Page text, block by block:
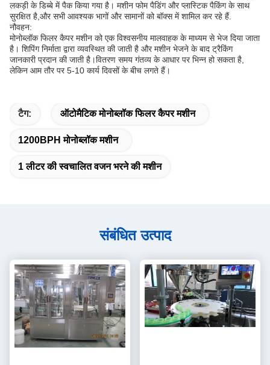
लकड़ी के डिब्बे में पैक किया गया है। मशीन फोम पैडिंग और प्लास्टिक पैकिंग के साथ
सुरक्षित है,और सभी आवश्यक भागों और सामानों को बॉक्स में शामिल कर रहे हैं.
नौवहन:
मोनोब्लॉक फिलर कैपर मशीन को एक विश्वसनीय मालवाहक के माध्यम से भेज दिया जाता
है। शिपिंग निर्माता द्वारा व्यवस्थित की जाती है और मशीन भेजने के बाद ट्रैकिंग
जानकारी प्रदान की जाती है।वितरण समय गंतव्य के आधार पर भिन्न हो सकता है,
लेकिन आम तौर पर 5-10 कार्य दिवसों के बीच लगते हैं।
टैग: ऑटोमैटिक मोनोब्लॉक फिलर कैपर मशीन
1200BPH मोनोब्लॉक मशीन
1 लीटर की स्वचालित वजन भरने की मशीन
संबंधित उत्पाद